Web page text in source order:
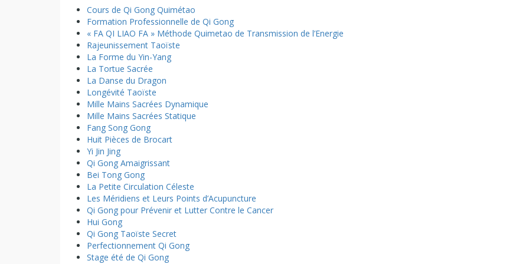
Cours de Qi Gong Quimétao
Formation Professionnelle de Qi Gong
« FA QI LIAO FA » Méthode Quimetao de Transmission de l’Energie
Rajeunissement Taoïste
La Forme du Yin-Yang
La Tortue Sacrée
La Danse du Dragon
Longévité Taoïste
Mille Mains Sacrées Dynamique
Mille Mains Sacrées Statique
Fang Song Gong
Huit Pièces de Brocart
Yi Jin Jing
Qi Gong Amaigrissant
Bei Tong Gong
La Petite Circulation Céleste
Les Méridiens et Leurs Points d’Acupuncture
Qi Gong pour Prévenir et Lutter Contre le Cancer
Hui Gong
Qi Gong Taoïste Secret
Perfectionnement Qi Gong
Stage été de Qi Gong